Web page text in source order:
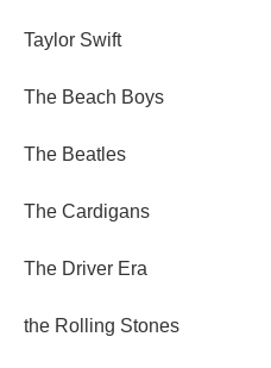
Taylor Swift
The Beach Boys
The Beatles
The Cardigans
The Driver Era
the Rolling Stones